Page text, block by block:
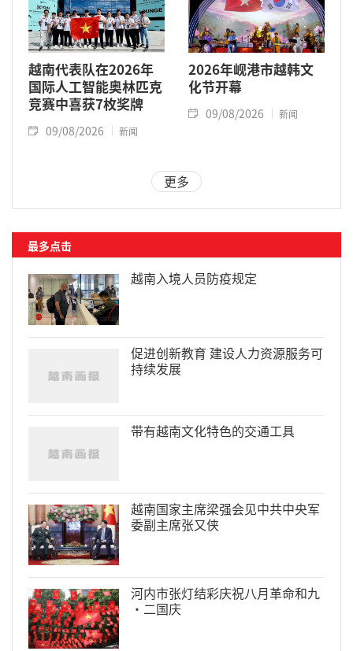
越南代表队在2026年
国际人工智能奥林匹克
竞赛中喜获7枚奖牌
09/08/2026 新闻
2026年岘港市越韩文
化节开幕
09/08/2026 新闻
更多
最多点击
越南入境人员防疫规定
促进创新教育 建设人力资源服务可
持续发展
带有越南文化特色的交通工具
越南国家主席梁强会见中共中央军
委副主席张又侠
河内市张灯结彩庆祝八月革命和九
·二国庆